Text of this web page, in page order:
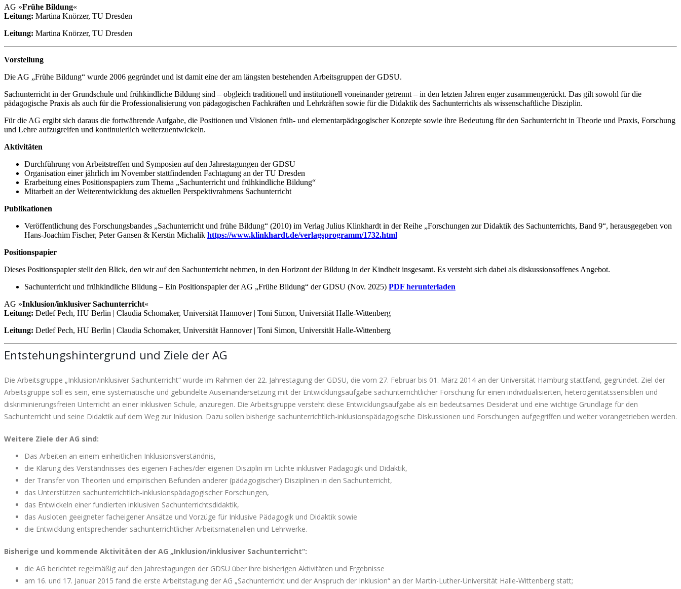
AG »Frühe Bildung«
Leitung: Martina Knörzer, TU Dresden
Leitung: Martina Knörzer, TU Dresden
Vorstellung
Die AG „Frühe Bildung“ wurde 2006 gegründet und ist damit eine der am längsten bestehenden Arbeitsgruppen der GDSU.
Sachunterricht in der Grundschule und frühkindliche Bildung sind – obgleich traditionell und institutionell voneinander getrennt – in den letzten Jahren enger zusammengerückt. Das gilt sowohl für die
pädagogische Praxis als auch für die Professionalisierung von pädagogischen Fachkräften und Lehrkräften sowie für die Didaktik des Sachunterrichts als wissenschaftliche Disziplin.
Für die AG ergibt sich daraus die fortwährende Aufgabe, die Positionen und Visionen früh- und elementarpädagogischer Konzepte sowie ihre Bedeutung für den Sachunterricht in Theorie und Praxis, Forschung
und Lehre aufzugreifen und kontinuierlich weiterzuentwickeln.
Aktivitäten
Durchführung von Arbeitstreffen und Symposien auf den Jahrestagungen der GDSU
Organisation einer jährlich im November stattfindenden Fachtagung an der TU Dresden
Erarbeitung eines Positionspapiers zum Thema „Sachunterricht und frühkindliche Bildung“
Mitarbeit an der Weiterentwicklung des aktuellen Perspektivrahmens Sachunterricht
Publikationen
Veröffentlichung des Forschungsbandes „Sachunterricht und frühe Bildung“ (2010) im Verlag Julius Klinkhardt in der Reihe „Forschungen zur Didaktik des Sachunterrichts, Band 9“, herausgegeben von
Hans-Joachim Fischer, Peter Gansen & Kerstin Michalik https://www.klinkhardt.de/verlagsprogramm/1732.html
Positionspapier
Dieses Positionspapier stellt den Blick, den wir auf den Sachunterricht nehmen, in den Horizont der Bildung in der Kindheit insgesamt. Es versteht sich dabei als diskussionsoffenes Angebot.
Sachunterricht und frühkindliche Bildung – Ein Positionspapier der AG „Frühe Bildung“ der GDSU (Nov. 2025) PDF herunterladen
AG »Inklusion/inklusiver Sachunterricht«
Leitung: Detlef Pech, HU Berlin | Claudia Schomaker, Universität Hannover | Toni Simon, Universität Halle-Wittenberg
Leitung: Detlef Pech, HU Berlin | Claudia Schomaker, Universität Hannover | Toni Simon, Universität Halle-Wittenberg
Entstehungshintergrund und Ziele der AG
Die Arbeitsgruppe „Inklusion/inklusiver Sachunterricht“ wurde im Rahmen der 22. Jahrestagung der GDSU, die vom 27. Februar bis 01. März 2014 an der Universität Hamburg stattfand, gegründet. Ziel der
Arbeitsgruppe soll es sein, eine systematische und gebündelte Auseinandersetzung mit der Entwicklungsaufgabe sachunterrichtlicher Forschung für einen individualisierten, heterogenitätssensiblen und
diskriminierungsfreien Unterricht an einer inklusiven Schule, anzuregen. Die Arbeitsgruppe versteht diese Entwicklungsaufgabe als ein bedeutsames Desiderat und eine wichtige Grundlage für den
Sachunterricht und seine Didaktik auf dem Weg zur Inklusion. Dazu sollen bisherige sachunterrichtlich-inklusionspädagogische Diskussionen und Forschungen aufgegriffen und weiter vorangetrieben werden.
Weitere Ziele der AG sind:
Das Arbeiten an einem einheitlichen Inklusionsverständnis,
die Klärung des Verständnisses des eigenen Faches/der eigenen Disziplin im Lichte inklusiver Pädagogik und Didaktik,
der Transfer von Theorien und empirischen Befunden anderer (pädagogischer) Disziplinen in den Sachunterricht,
das Unterstützen sachunterrichtlich-inklusionspädagogischer Forschungen,
das Entwickeln einer fundierten inklusiven Sachunterrichtsdidaktik,
das Ausloten geeigneter facheigener Ansätze und Vorzüge für Inklusive Pädagogik und Didaktik sowie
die Entwicklung entsprechender sachunterrichtlicher Arbeitsmaterialien und Lehrwerke.
Bisherige und kommende Aktivitäten der AG „Inklusion/inklusiver Sachunterricht“:
die AG berichtet regelmäßig auf den Jahrestagungen der GDSU über ihre bisherigen Aktivitäten und Ergebnisse
am 16. und 17. Januar 2015 fand die erste Arbeitstagung der AG „Sachunterricht und der Anspruch der Inklusion“ an der Martin-Luther-Universität Halle-Wittenberg statt;